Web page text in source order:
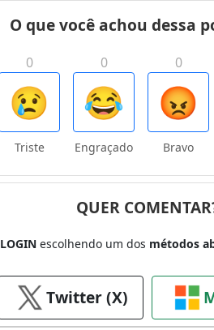
O que você achou dessa
0
😢
Triste
0
😂
Engraçado
0
😡
Bravo
QUER
LOGIN escolhendo um dos métodos
Twitter (X)